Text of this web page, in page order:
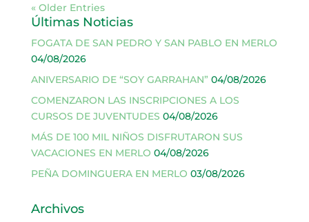
« Older Entries
Últimas Noticias
FOGATA DE SAN PEDRO Y SAN PABLO EN MERLO
04/08/2026
ANIVERSARIO DE “SOY GARRAHAN” 04/08/2026
COMENZARON LAS INSCRIPCIONES A LOS
CURSOS DE JUVENTUDES 04/08/2026
MÁS DE 100 MIL NIÑOS DISFRUTARON SUS
VACACIONES EN MERLO 04/08/2026
PEÑA DOMINGUERA EN MERLO 03/08/2026
Archivos